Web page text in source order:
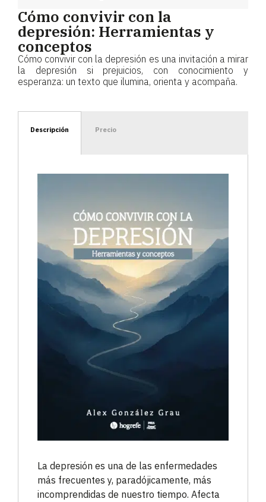
Cómo convivir con la
depresión: Herramientas y
conceptos
Cómo convivir con la depresión es una invitación a mirar
la depresión si prejuicios, con conocimiento y
esperanza: un texto que ilumina, orienta y acompaña.
Descripción Precio
La depresión es una de las enfermedades
más frecuentes y, paradójicamente, más
incomprendidas de nuestro tiempo. Afecta